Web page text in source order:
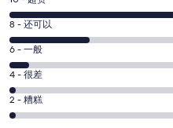
分
-
超
赞。
1142
条
好
8
分
-
还
可
以。
8 - 还可以
6
分
-
一
般。
6 - 一般
4
分
-
4 - 很差
2
分
2 - 糟糕